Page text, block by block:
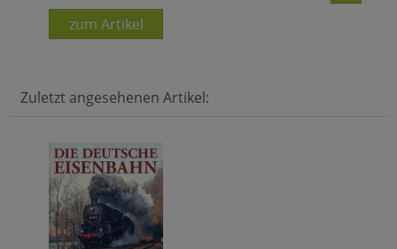
zum Artikel
Zuletzt angesehenen Artikel: